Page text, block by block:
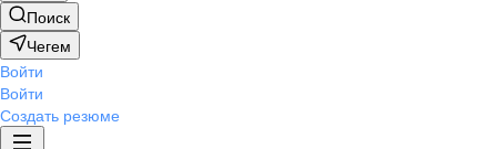
Поиск
Чегем
Войти
Войти
Создать резюме